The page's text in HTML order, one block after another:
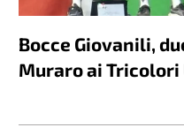
Bocce Giovanili,
Muraro ai Tricolori